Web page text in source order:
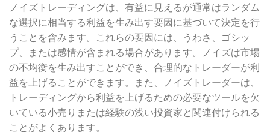
ノイズトレーディングは、有益に見えるが通常はランダム
な選択に相当する利益を生み出す要因に基づいて決定を行
うことを含みます。これらの要因には、うわさ、ゴシッ
プ、または感情が含まれる場合があります。ノイズは市場
の不均衡を生み出すことができ、合理的なトレーダーが利
益を上げることができます。また、ノイズトレーダーは、
トレーディングから利益を上げるための必要なツールを欠
いている小売りまたは経験の浅い投資家と関連付けられる
ことがよくあります。